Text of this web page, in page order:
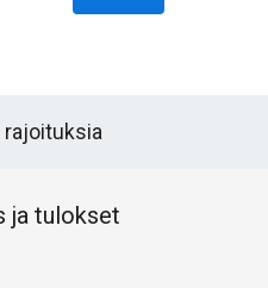
rajoituksia
ja tulokset